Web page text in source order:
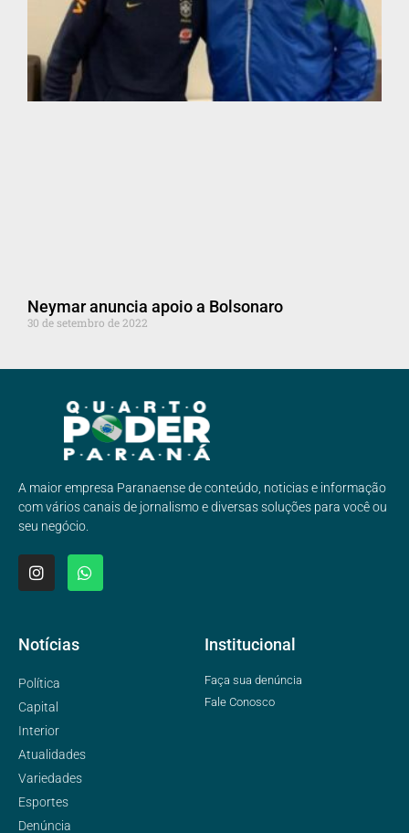
Neymar anuncia apoio a Bolsonaro
30 de setembro de 2022
A maior empresa Paranaense de conteúdo, noticias e informação
com vários canais de jornalismo e diversas soluções para você ou
seu negócio.
Notícias
Política
Capital
Interior
Atualidades
Variedades
Esportes
Denúncia
Institucional
Faça sua denúncia
Fale Conosco